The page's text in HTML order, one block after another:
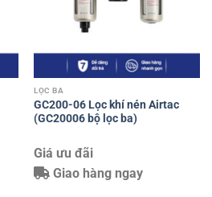
LỌC BA
GC200-06 Lọc khí nén Airtac
(GC20006 bộ lọc ba)
Giá ưu đãi
Giao hàng ngay